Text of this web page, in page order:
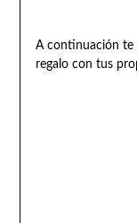
A continuación te
regalo con tus